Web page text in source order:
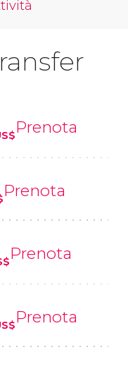
Prenota
Prenota
Prenota
Prenota